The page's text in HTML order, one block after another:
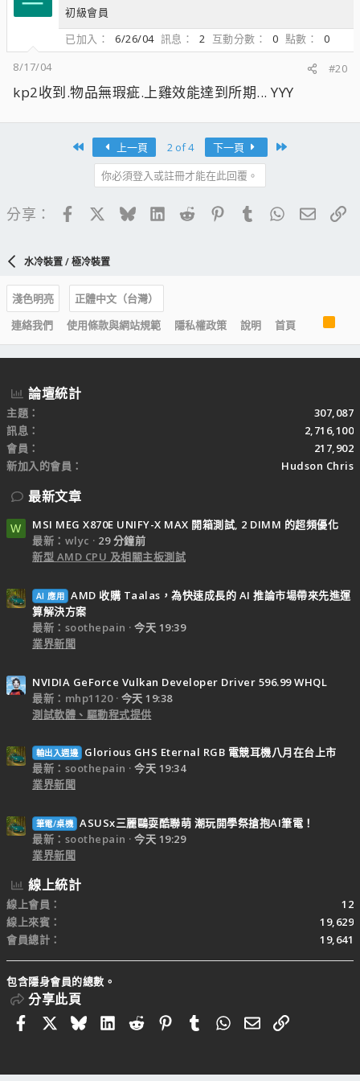
初級會員
已加入
6/26/04 訊息 2 互動分數 0 點數
0
8/17/04
#20
kp2收到.物品無瑕疵.上雞效能達到所期... YYY
上一頁 2 of 4 下一頁
你必須登入或註冊才能在此回覆。
分享： FacebookBlueskyLinkedIn
Reddit PinterestTumblrWhatsApp
電子
水冷裝置 / 極冷裝置
淺色明亮
正體中文（台灣）
連絡我們
使用條款與網站規範 隱私權政策 說明 首頁
R
S
S
論壇統計
主題
307,087
訊息
2,716,100
會員
217,902
新加入的會員
Hudson Chris
最新文章
W
MSI MEG X870E UNIFY-X MAX 開箱測試, 2 DIMM 的超頻優化
最新：wlyc
29 分鐘前
新型 AMD CPU 及相關主板測試
AI 應用 AMD 收購 Taalas，為快速成長的 AI 推論市場帶來先進運
算解決方案
最新：soothepain
今天 19:39
業界新聞
NVIDIA GeForce Vulkan Developer Driver 596.99 WHQL
最新：mhp1120
今天 19:38
測試軟體、驅動程式提供
輸出入週邊
Glorious GHS Eternal RGB 電競耳機八月在台上市
最新：soothepain
今天 19:34
業界新聞
筆電/桌機 ASUSx三麗鷗耍酷聯萌 潮玩開學祭搶抱AI筆電！
最新：soothepain
今天 19:29
業界新聞
線上統計
線上會員
12
線上來賓
19,629
會員總計
19,641
包含隱身會員的總數。
分享此頁
FacebookBlueskyLinkedIn
RedditPinterestTumblrWhatsApp
電子郵件
連結